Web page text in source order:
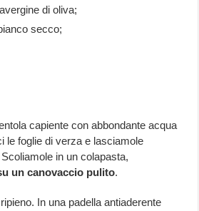
di oliva;
secco;
capiente con abbondante acqua
le foglie di verza e lasciamole
in un colapasta,
un canovaccio pulito.
In una padella antiaderente